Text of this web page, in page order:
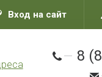
Вход на сайт
8